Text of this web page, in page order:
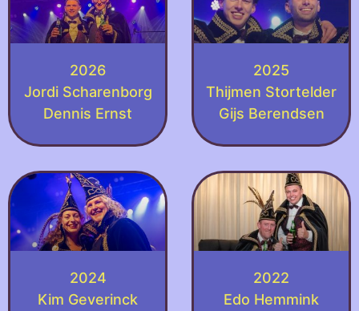
2026
Jordi Scharenborg
Dennis Ernst
2025
Thijmen Stortelder
Gijs Berendsen
2024
Kim Geverinck
2022
Edo Hemmink